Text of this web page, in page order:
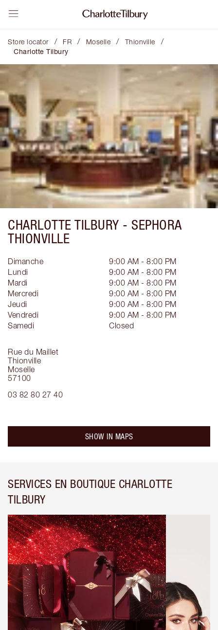
Store locator / FR / Moselle / Thionville /
Charlotte Tilbury
CHARLOTTE TILBURY - SEPHORA
THIONVILLE
Rue du Maillet
Thionville
Moselle
57100
03 82 80 27 40
Dimanche
9:00 AM - 8:00 PM
Lundi
9:00 AM - 8:00 PM
Mardi
9:00 AM - 8:00 PM
Mercredi
9:00 AM - 8:00 PM
Jeudi
9:00 AM - 8:00 PM
Vendredi
9:00 AM - 8:00 PM
Samedi
Closed
SHOW IN MAPS
SERVICES EN BOUTIQUE CHARLOTTE
TILBURY